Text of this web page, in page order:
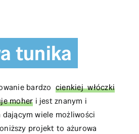
tunika
bardzo cienkiej włóczki
moher i jest znanym i
wiele możliwości
projekt to ażurowa